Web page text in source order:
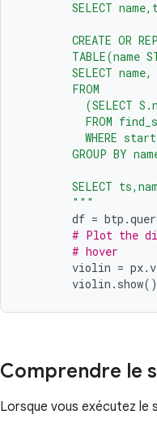
SELECT
CREATE OR
TABLE(name
SELECT name,
        FROM
(SELECT
FROM
WHERE
GROUP BY
SELECT
        """
df = btp .
# Plot the
# hover
violin = px.
violin . show()
Comprendre le
Lorsque vous exécutez le